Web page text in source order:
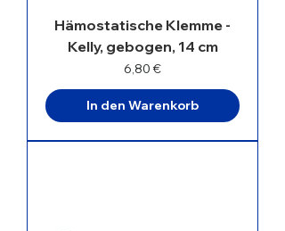
Hämostatische Klemme -
Kelly, gebogen, 14 cm
Preis
6,80 €
In den Warenkorb